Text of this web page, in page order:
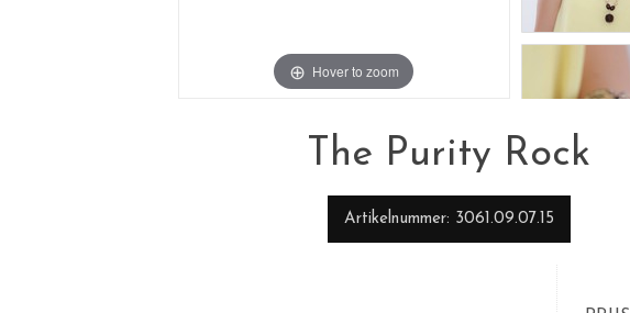
Hover to zoom
The Purity Rock
Artikelnummer 3061.09.07.15